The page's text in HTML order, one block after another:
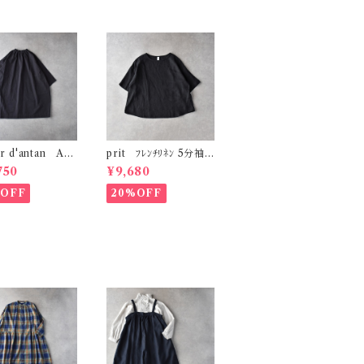
d'antan Aub
ﾝﾁｭﾆｯｸ (ﾀﾞｰｸ
prit ﾌﾚﾝﾁﾘﾈﾝ 5分袖
ﾌﾟﾙｵｰﾊﾞｰ (ｸﾛ) P826
43
¥9,680
20%OFF